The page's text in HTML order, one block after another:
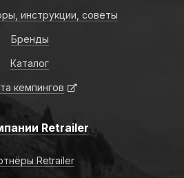
инструкции, советы
Бренды
Каталог
кемпингов
Retrailer
Retrailer